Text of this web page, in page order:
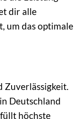
dir alle
um das optimale
Zuverlässigkeit.
Deutschland
höchste